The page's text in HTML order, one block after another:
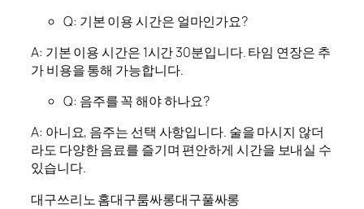
Q: 기본 이용 시간은 얼마인가요?
A: 기본 이용 시간은 1시간 30분입니다. 타임 연장은 추
가 비용을 통해 가능합니다.
Q: 음주를 꼭 해야 하나요?
A: 아니요, 음주는 선택 사항입니다. 술을 마시지 않더
라도 다양한 음료를 즐기며 편안하게 시간을 보내실 수
있습니다.
대구쓰리노 홈대구룸싸롱대구풀싸롱